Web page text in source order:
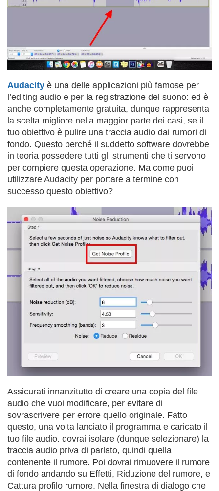
Audacity è una delle applicazioni più famose per
l’editing audio e per la registrazione del suono: ed è
anche completamente gratuita, dunque rappresenta
la scelta migliore nella maggior parte dei casi, se il
tuo obiettivo è pulire una traccia audio dai rumori di
fondo. Questo perché il suddetto software dovrebbe
in teoria possedere tutti gli strumenti che ti servono
per compiere questa operazione. Ma come puoi
utilizzare Audacity per portare a termine con
successo questo obiettivo?
Assicurati innanzitutto di creare una copia del file
audio che vuoi modificare, per evitare di
sovrascrivere per errore quello originale. Fatto
questo, una volta lanciato il programma e caricato il
tuo file audio, dovrai isolare (dunque selezionare) la
traccia audio priva di parlato, quindi quella
contenente il rumore. Poi dovrai rimuovere il rumore
di fondo andando su Effetti, Riduzione del rumore, e
Cattura profilo rumore. Nella finestra di dialogo che